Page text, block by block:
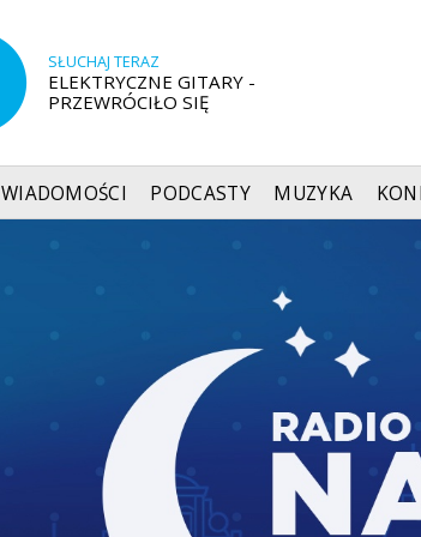
SŁUCHAJ TERAZ
ELEKTRYCZNE GITARY -
PRZEWRÓCIŁO SIĘ
WIADOMOŚCI PODCASTY MUZYKA